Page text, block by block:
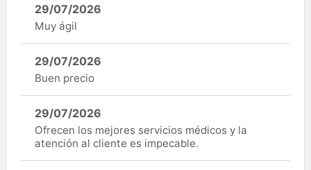
29/07/2026
Muy ágil
29/07/2026
Buen precio
29/07/2026
Ofrecen los mejores servicios médicos y la
atención al cliente es impecable.